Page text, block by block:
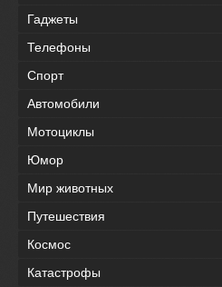
Гаджеты
Телефоны
Спорт
Автомобили
Мотоциклы
Юмор
Мир животных
Путешествия
Космос
Катастрофы